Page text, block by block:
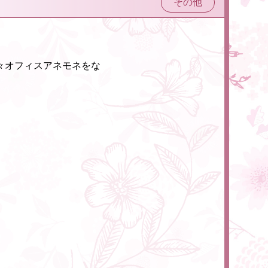
その他
オフィスアネモネをな